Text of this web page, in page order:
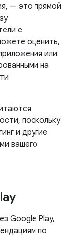
— это прямой
с
оценить,
или
на
поскольку
и другие
вашего
Google Play,
по